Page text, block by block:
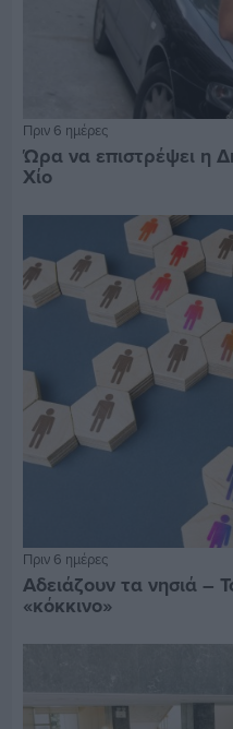
Πριν 6 ημέρες
Ώρα να επιστρέψει η
Χίο
Πριν 6 ημέρες
Αδειάζουν τα νησιά –
«κόκκινο»